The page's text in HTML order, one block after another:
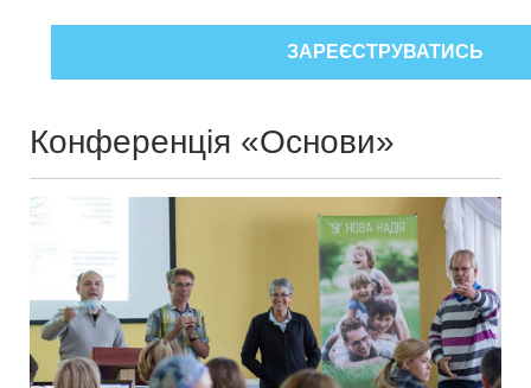
ЗАРЕЄСТРУВАТИСЬ
Конференція «Основи»